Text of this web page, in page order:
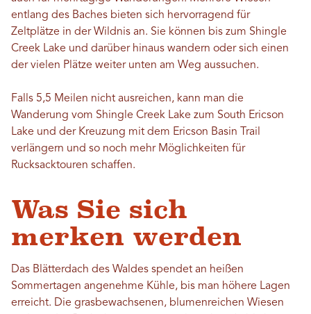
entlang des Baches bieten sich hervorragend für
Zeltplätze in der Wildnis an. Sie können bis zum Shingle
Creek Lake und darüber hinaus wandern oder sich einen
der vielen Plätze weiter unten am Weg aussuchen.
Falls 5,5 Meilen nicht ausreichen, kann man die
Wanderung vom Shingle Creek Lake zum South Ericson
Lake und der Kreuzung mit dem Ericson Basin Trail
verlängern und so noch mehr Möglichkeiten für
Rucksacktouren schaffen.
Was Sie sich
merken werden
Das Blätterdach des Waldes spendet an heißen
Sommertagen angenehme Kühle, bis man höhere Lagen
erreicht. Die grasbewachsenen, blumenreichen Wiesen